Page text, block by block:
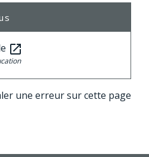
open_in_new
une erreur sur cette page